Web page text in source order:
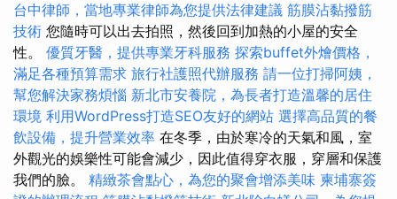
台中律師，當地專業律師為您提供法律建議 筋膜沾黏撥筋
技術 您隨時可以出去拍照，然後回到加熱的小屋的安全
性。 優質牙醫，提供專業牙科服務 探索buffet外燴價格，
滿足各種預算需求 旅行社護照代辦服務 請一位打掃阿姨，
幫您解決家務煩惱 新北市安養院，為長者打造溫馨的居住
環境 利用WordPress打造SEO友好的網站 選擇高品質的餐
飲設備，提升營業效率 在冬季，由於寒冷的天氣和風，室
外觀光的娛樂性可能會減少，因此值得穿衣服，穿層和保護
我們的臉。 精緻茶會點心，為您的聚會增添美味 柬埔寨簽